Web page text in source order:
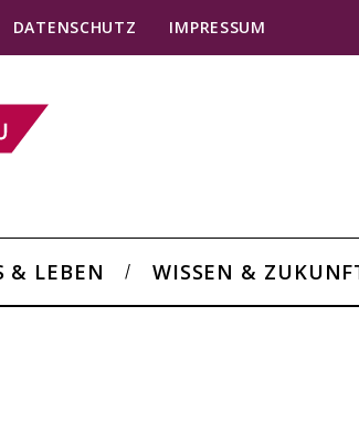
DATENSCHUTZ IMPRESSUM
& LEBEN WISSEN &